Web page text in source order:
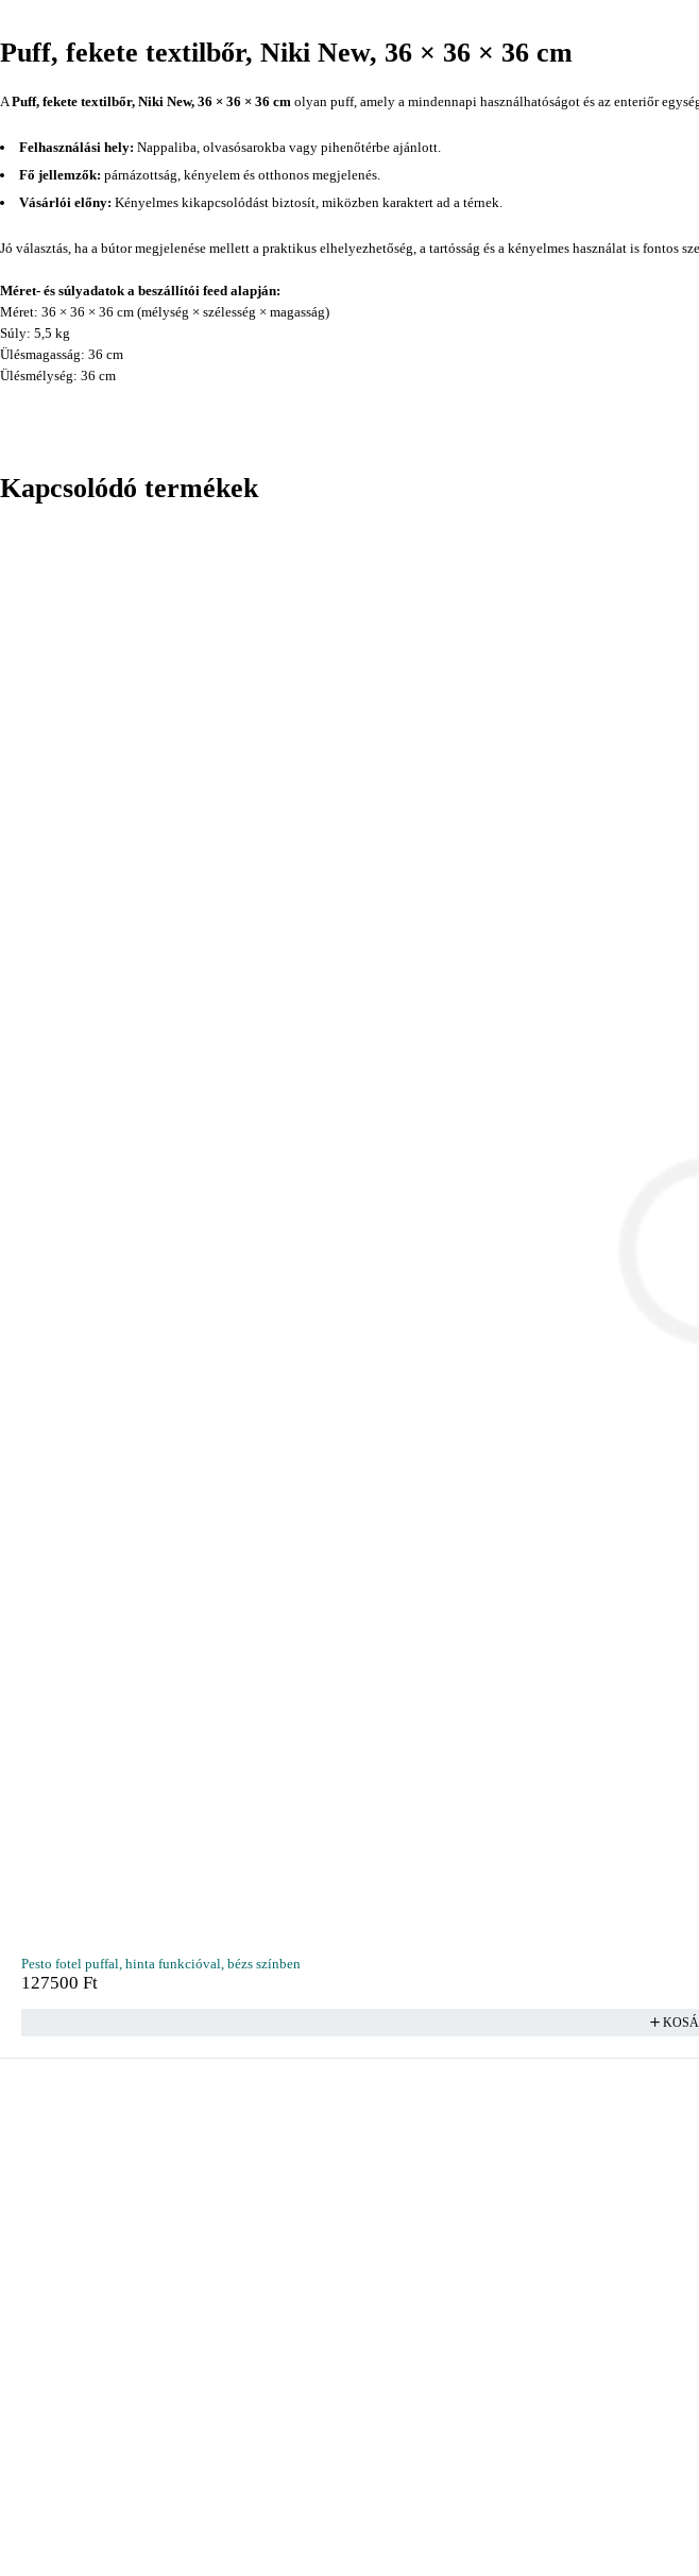
Puff, fekete textilbőr, Niki New, 36 × 36 × 36 cm
APuff, fekete textilbőr, Niki New, 36 × 36 × 36 cm olyan puff, amely a mindennapi használhatóságot és az enteriőr
Felhasználási hely: Nappaliba, olvasósarokba vagy pihenőtérbe ajánlott.
Fő jellemzők: párnázottság, kényelem és otthonos megjelenés.
Vásárlói előny: Kényelmes kikapcsolódást biztosít, miközben karaktert ad a térnek.
Jó választás, ha a bútor megjelenése mellett a praktikus elhelyezhetőség, a tartósság és a kényelmes használat is fontos
Méret- és súlyadatok a beszállítói feed alapján:
Méret: 36 × 36 × 36 cm (mélység × szélesség × magasság)
Súly: 5,5 kg
Ülésmagasság: 36 cm
Ülésmélység: 36 cm
Kapcsolódó termékek
Pesto fotel puffal, hinta funkcióval, bézs színben
127500 Ft